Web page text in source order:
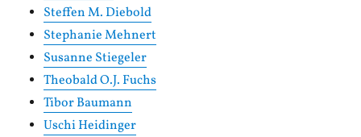
Steffen M. Diebold
Stephanie Mehnert
Susanne Stiegeler
Theobald O.J. Fuchs
Tibor Baumann
Uschi Heidinger